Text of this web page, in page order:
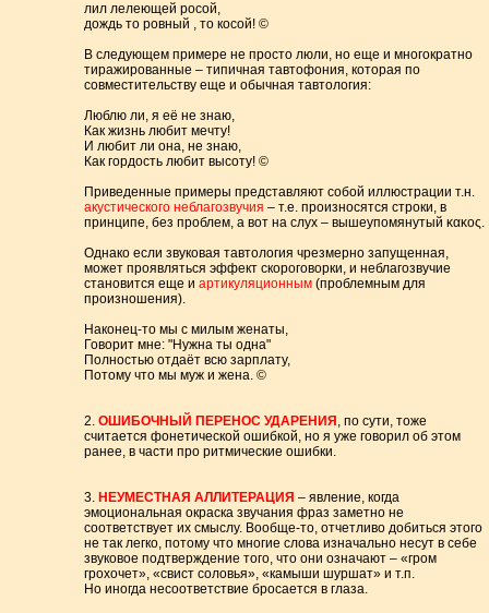
лил лелеющей росой,
дождь то ровный , то косой! ©
В следующем примере не просто люли, но еще и многократно
тиражированные – типичная тавтофония, которая по
совместительству еще и обычная тавтология:
Люблю ли, я её не знаю,
Как жизнь любит мечту!
И любит ли она, не знаю,
Как гордость любит высоту! ©
Приведенные примеры представляют собой иллюстрации т.н.
акустического неблагозвучия – т.е. произносятся строки, в
принципе, без проблем, а вот на слух – вышеупомянутый κακоς.
Однако если звуковая тавтология чрезмерно запущенная,
может проявляться эффект скороговорки, и неблагозвучие
становится еще иартикуляционным (проблемным для
произношения).
Наконец-то мы с милым женаты,
Говорит мне: "Нужна ты одна"
Полностью отдаёт всю зарплату,
Потому что мы муж и жена. ©
2.ОШИБОЧНЫЙ ПЕРЕНОС УДАРЕНИЯ , по сути, тоже
считается фонетической ошибкой, но я уже говорил об этом
ранее, в части про ритмические ошибки.
3. НЕУМЕСТНАЯ АЛЛИТЕРАЦИЯ – явление, когда
эмоциональная окраска звучания фраз заметно не
соответствует их смыслу. Вообще-то, отчетливо добиться этого
не так легко, потому что многие слова изначально несут в себе
звуковое подтверждение того, что они означают – «гром
грохочет», «свист соловья», «камыши шуршат» и т.п.
Но иногда несоответствие бросается в глаза.